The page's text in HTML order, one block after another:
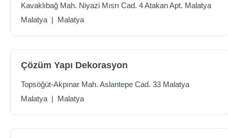
Kavaklıbağ Mah. Niyazi Mısrı Cad. 4 Atakan Apt. Malatya
Malatya | Malatya
Çözüm Yapı Dekorasyon
Topsöğüt-Akpınar Mah. Aslantepe Cad. 33 Malatya
Malatya | Malatya